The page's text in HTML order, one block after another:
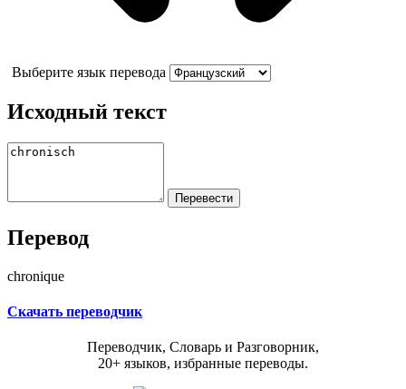
Выберите язык перевода
Исходный текст
Перевод
chronique
Скачать переводчик
Переводчик, Словарь и Разговорник,
20+ языков, избранные переводы.